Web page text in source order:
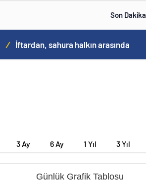
Son Dakika
/ İftardan, sahura halkın arasında
3 Ay 6 Ay 1 Yıl 3 Yıl
Günlük Grafik Tablosu